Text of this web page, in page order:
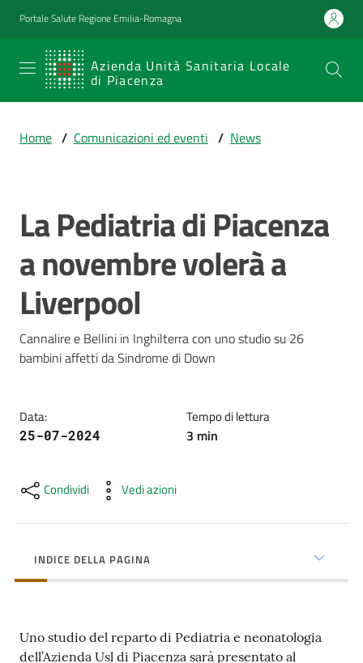
Vai al contenuto
Vai alla navigazione
Vai al footer
Portale Salute Regione Emilia-Romagna
Azienda Unità Sanitaria Locale
di Piacenza
SERVIZIO
SANITARIO
Emilia-
Sanitaria Locale
di Piacenza
Prestazioni
e
percorsi
di
cura
Come
territorio
Studiare
Home / Comunicazioni ed eventi / News
Salta al contenuto
La Pediatria di Piacenza
a novembre volerà a
Liverpool
Cannalire e Bellini in Inghilterra con uno studio su 26
bambini affetti da Sindrome di Down
Data:
25-07-2024
Tempo di lettura
3 min
Condividi Vedi azioni
INDICE DELLA PAGINA
Uno studio del reparto di Pediatria e neonatologia
dell’Azienda Usl di Piacenza sarà presentato al